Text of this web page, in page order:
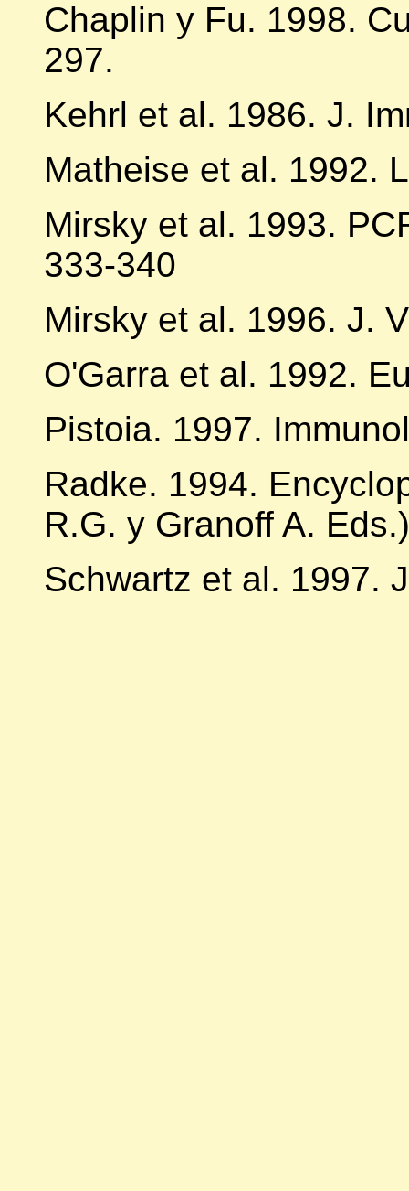
Chaplin y Fu. 1998.
297.
Kehrl et al. 1986. J.
Matheise et al. 1992.
Mirsky et al. 1993.
333-340
Mirsky et al. 1996. J.
O'Garra et al. 1992.
Pistoia. 1997.
Radke. 1994.
R.G. y Granoff A.
Schwartz et al. 1997.